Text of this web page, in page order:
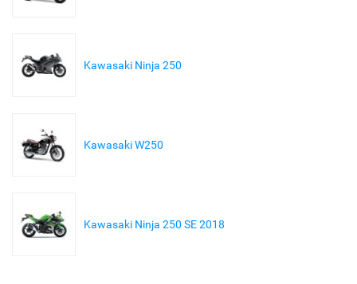
Kawasaki Ninja 250
Kawasaki W250
Kawasaki Ninja 250 SE 2018